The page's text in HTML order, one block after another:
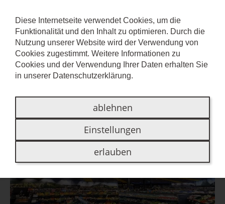
BEDRUCKBARE DECKEN
Individuell bedruckte Deckenplatten
Diese Internetseite verwendet Cookies, um die
Funktionalität und den Inhalt zu optimieren. Durch die
Nutzung unserer Website wird der Verwendung von
Cookies zugestimmt. Weitere Informationen zu
Cookies und der Verwendung Ihrer Daten erhalten Sie
in unserer Datenschutzerklärung.
ablehnen
Einstellungen
erlauben